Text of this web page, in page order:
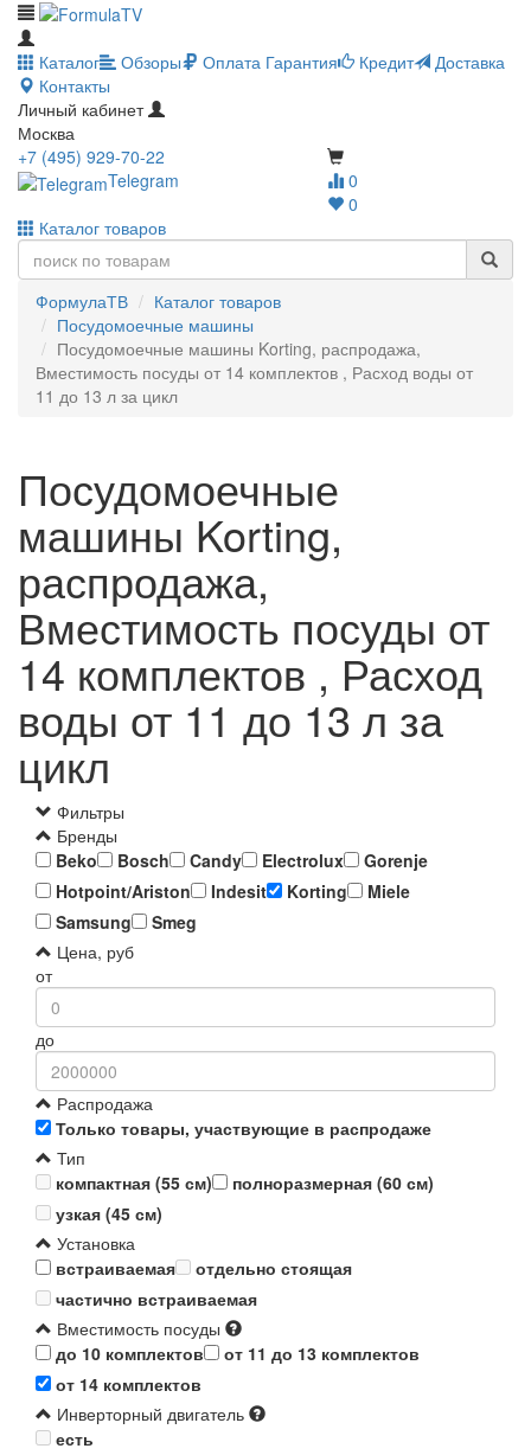
Каталог Обзоры Оплата Гарантия Кредит
Доставка
Контакты
Личный кабинет
Москва
0
0
+7 (495) 929-70-22
Telegram
Каталог товаров
ФормулаТВ
Каталог товаров
Посудомоечные машины
Посудомоечные машины Korting, распродажа,
Вместимость посуды от 14 комплектов , Расход воды от
11 до 13 л за цикл
Посудомоечные
машины Korting,
распродажа,
Вместимость посуды от
14 комплектов , Расход
воды от 11 до 13 л за
цикл
Фильтры
Бренды
Beko
Bosch Candy Electrolux
Gorenje
Hotpoint/Ariston
Indesit Korting
Miele
Samsung
Smeg
Цена, руб
от
до
Распродажа
Только товары, участвующие в распродаже
Тип
компактная (55 см)
полноразмерная (60 см)
узкая (45 см)
Установка
встраиваемая
отдельно стоящая
частично встраиваемая
Вместимость посуды
до 10 комплектов
от 11 до 13 комплектов
от 14 комплектов
Инверторный двигатель
есть